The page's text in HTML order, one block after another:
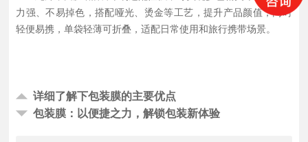
力强、不易掉色，搭配哑光、烫金等工艺，提升产品颜值，同时
轻便易携，单袋轻薄可折叠，适配日常使用和旅行携带场景。
详细了解下包装膜的主要优点
包装膜：以便捷之力，解锁包装新体验